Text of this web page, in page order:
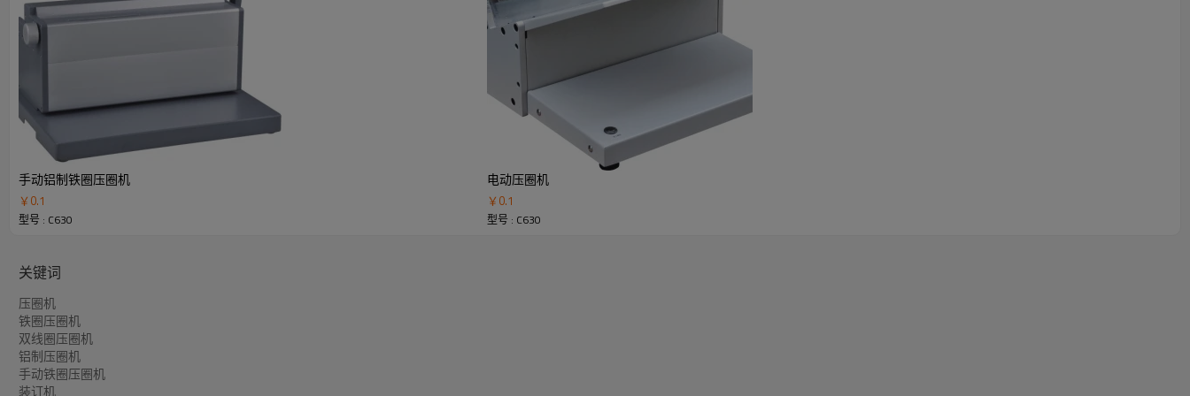
手动铝制铁圈压圈机
￥ 0.1
型号 : C630
电动压圈机
￥ 0.1
型号 : C630
关键词
压圈机
铁圈压圈机
双线圈压圈机
铝制压圈机
手动铁圈压圈机
装订机